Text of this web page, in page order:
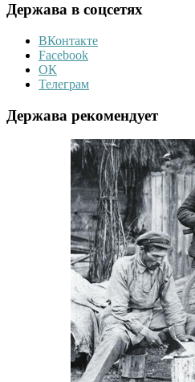
Держава в соцсетях
ВКонтакте
Facebook
ОК
Телеграм
Держава рекомендует